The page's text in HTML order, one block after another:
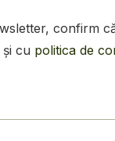
confirm
și cu politica de